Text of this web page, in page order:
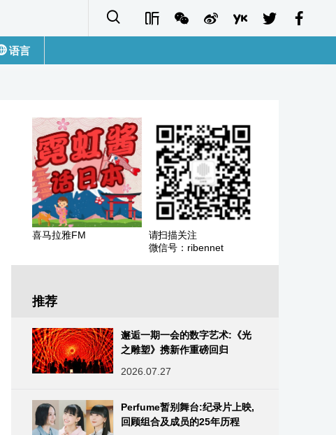
语言
Français
Español
Русский
喜马拉雅FM
请扫描关注
微信号：ribennet
推荐
邂逅一期一会的数字艺术:《光
之雕塑》携新作重磅回归
2026.07.27
Perfume暂别舞台:纪录片上映,
回顾组合及成员的25年历程